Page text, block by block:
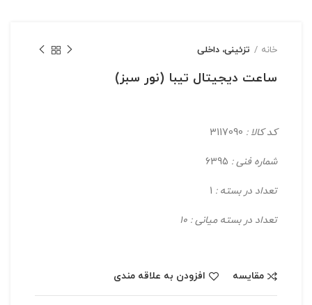
خانه تزئینی، داخلی
ساعت دیجیتال تیبا (نور سبز)
کد کالا :
شماره فنی :
تعداد در بسته :
تعداد در بسته میانی : 10
مقایسه افزودن به علاقه مندی